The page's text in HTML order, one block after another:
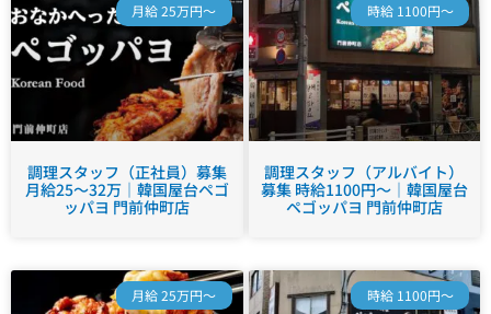
月給 25万円～
調理スタッフ（正社員）募集
月給25～32万｜韓国屋台ペゴ
ッパヨ 門前仲町店
時給 1100円～
調理スタッフ（アルバイト）
募集 時給1100円～｜韓国屋台
ペゴッパヨ 門前仲町店
月給 25万円～ 時給 1100円～